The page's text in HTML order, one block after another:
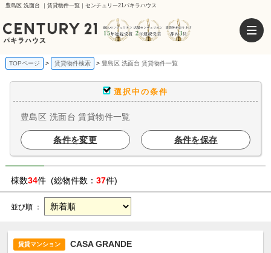
豊島区 洗面台 ｜賃貸物件一覧｜センチュリー21パキラハウス
TOPページ 賃貸物件検索 豊島区 洗面台 賃貸物件一覧
選択中の条件
豊島区 洗面台 賃貸物件一覧
条件を変更 条件を保存
棟数34件 (総物件数： 37件)
並び順 ：
賃貸マンション CASA GRANDE